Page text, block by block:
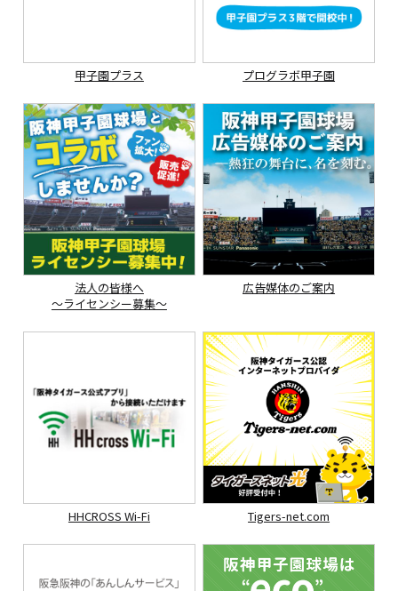
甲子園プラス プログラボ甲子園
法人の皆様へ
～ライセンシー募集～
広告媒体のご案内
HHCROSS Wi-Fi Tigers-net.com